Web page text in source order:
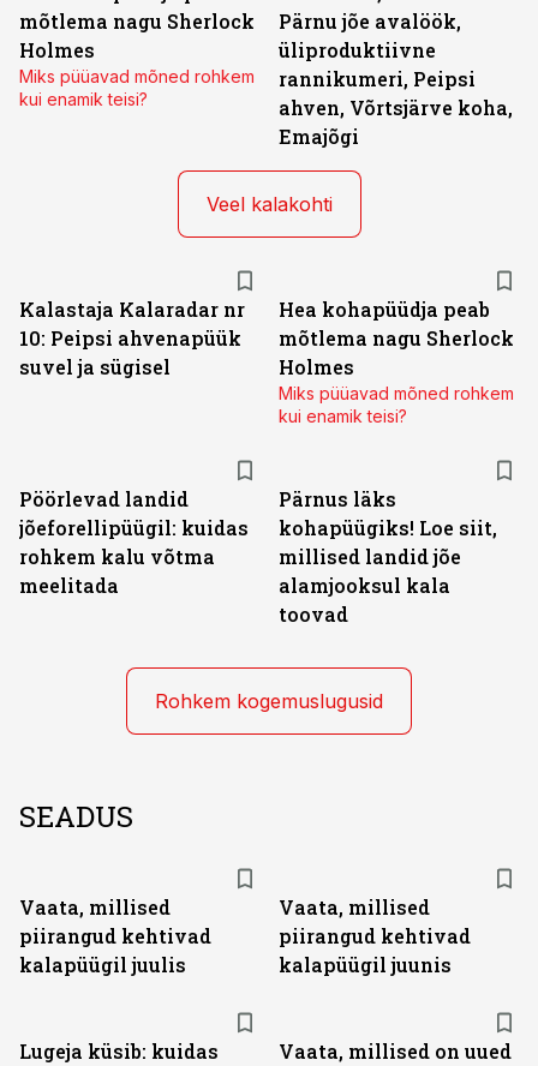
mõtlema nagu Sherlock
Holmes
Miks püüavad mõned rohkem
kui enamik teisi?
Pärnu jõe avalöök,
üliproduktiivne
rannikumeri, Peipsi
ahven, Võrtsjärve koha,
Emajõgi
Veel kalakohti
Kalastaja Kalaradar nr
10: Peipsi ahvenapüük
suvel ja sügisel
Hea kohapüüdja peab
mõtlema nagu Sherlock
Holmes
Miks püüavad mõned rohkem
kui enamik teisi?
Pöörlevad landid
jõeforellipüügil: kuidas
rohkem kalu võtma
meelitada
Pärnus läks
kohapüügiks! Loe siit,
millised landid jõe
alamjooksul kala
toovad
Rohkem kogemuslugusid
SEADUS
Vaata, millised
piirangud kehtivad
kalapüügil juulis
Vaata, millised
piirangud kehtivad
kalapüügil juunis
Lugeja küsib: kuidas
Vaata, millised on uued